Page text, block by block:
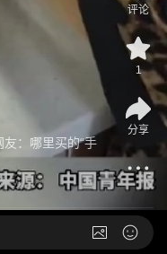
：哪里买的“手
评论
1
分享